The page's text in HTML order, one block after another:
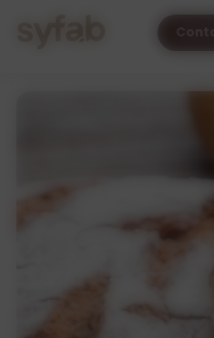
Cookies management panel